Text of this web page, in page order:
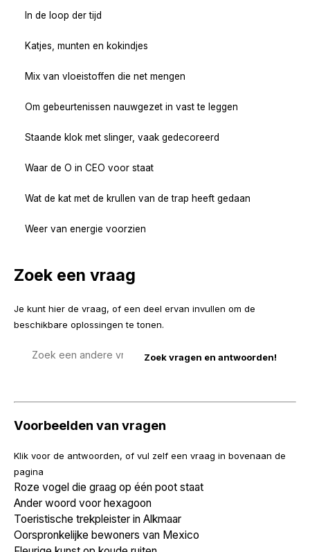
In de loop der tijd
Katjes, munten en kokindjes
Mix van vloeistoffen die net mengen
Om gebeurtenissen nauwgezet in vast te leggen
Staande klok met slinger, vaak gedecoreerd
Waar de O in CEO voor staat
Wat de kat met de krullen van de trap heeft gedaan
Weer van energie voorzien
Zoek een vraag
Je kunt hier de vraag, of een deel ervan invullen om de
beschikbare oplossingen te tonen.
Voorbeelden van vragen
Klik voor de antwoorden, of vul zelf een vraag in bovenaan de
pagina
Roze vogel die graag op één poot staat
Ander woord voor hexagoon
Toeristische trekpleister in Alkmaar
Oorspronkelijke bewoners van Mexico